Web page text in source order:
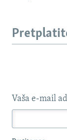
Vaša e-mail